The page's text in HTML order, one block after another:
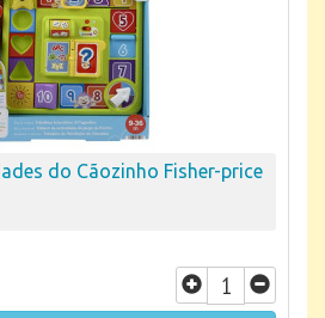
do Cãozinho Fisher-price